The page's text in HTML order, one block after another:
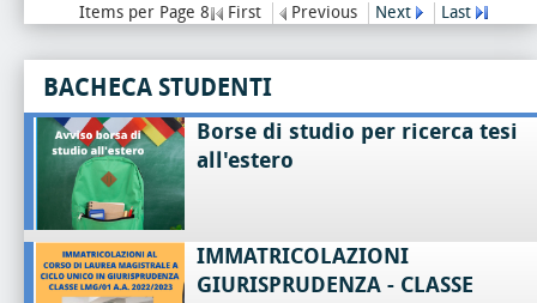
Items per Page 8
First Previous Next Last
BACHECA STUDENTI
Borse di studio per ricerca tesi
all'estero
IMMATRICOLAZIONI
GIURISPRUDENZA - CLASSE